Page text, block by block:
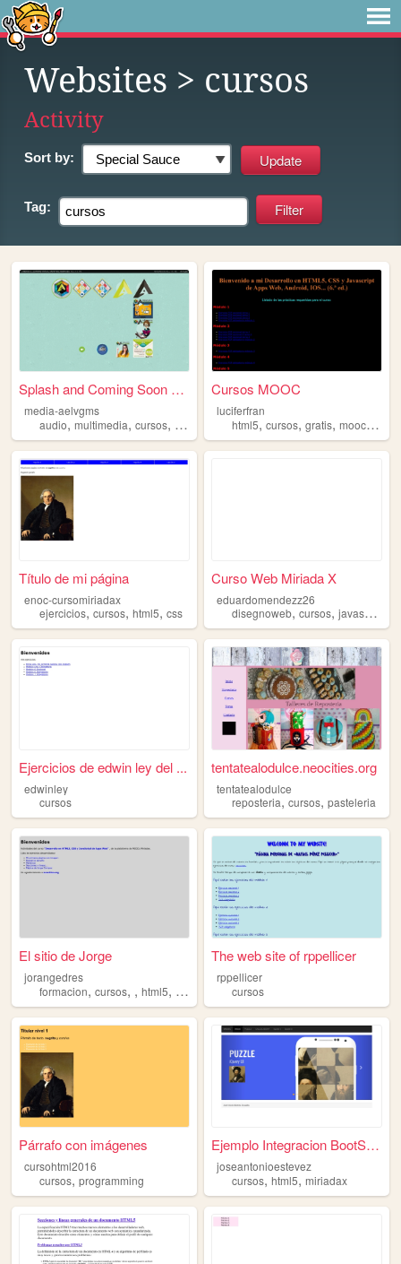
Websites > cursos
Activity
Sort by:
Tag:
Splash and Coming Soon Page ...
media-aelvgms
audio, multimedia, cursos, imagenes video
Cursos MOOC
luciferfran
html5,cursos,gratis,mooc,
Título de mi página
enoc-cursomiriadax
ejercicios, cursos, html5, css
Curso Web Miriada X
eduardomendezz26
disegnoweb,cursos,javascript
Ejercicios de edwin ley del ...
edwinley
cursos
tentatealodulce.neocities.org
tentatealodulce
reposteria,cursos,pasteleria
El sitio de Jorge
jorangedres
formacion, cursos, , html5, programacion
The web site of rppellicer
rppellicer
cursos
Párrafo con imágenes
cursohtml2016
cursos, programming
Ejemplo Integracion BootStra...
joseantonioestevez
cursos,html5,miriadax